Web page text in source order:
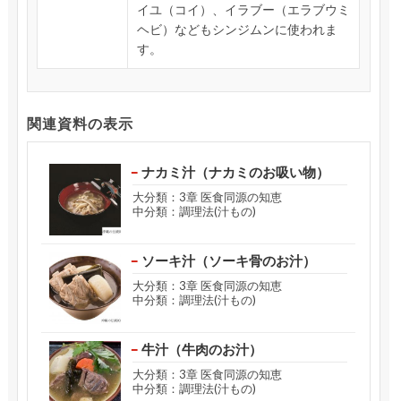
イユ（コイ）、イラブー（エラブウミ
ヘビ）などもシンジムンに使われま
す。
関連資料の表示
ナカミ汁（ナカミのお吸い物）
大分類：3章 医食同源の知恵
中分類：調理法(汁もの)
ソーキ汁（ソーキ骨のお汁）
大分類：3章 医食同源の知恵
中分類：調理法(汁もの)
牛汁（牛肉のお汁）
大分類：3章 医食同源の知恵
中分類：調理法(汁もの)